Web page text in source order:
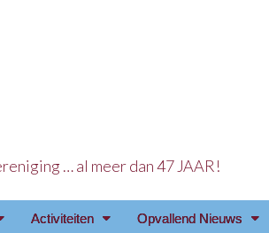
… al meer dan 47 JAAR!
Activiteiten Opvallend Nieuws